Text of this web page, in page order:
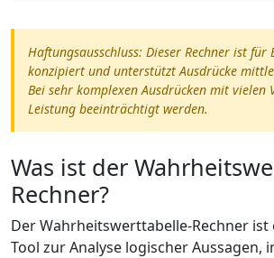
Haftungsausschluss: Dieser Rechner ist für
konzipiert und unterstützt Ausdrücke
Bei sehr komplexen Ausdrücken mit vielen
Leistung beeinträchtigt werden.
Was ist der
Rechner?
Der Wahrheitswerttabelle-Rechner
Tool zur Analyse logischer Aussagen,